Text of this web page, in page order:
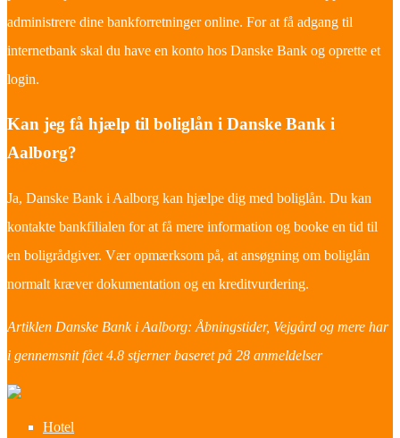
administrere dine bankforretninger online. For at få adgang til
internetbank skal du have en konto hos Danske Bank og oprette et
login.
Kan jeg få hjælp til boliglån i Danske Bank i
Aalborg?
Ja, Danske Bank i Aalborg kan hjælpe dig med boliglån. Du kan
kontakte bankfilialen for at få mere information og booke en tid til
en boligrådgiver. Vær opmærksom på, at ansøgning om boliglån
normalt kræver dokumentation og en kreditvurdering.
Artiklen Danske Bank i Aalborg: Åbningstider, Vejgård og mere har
i gennemsnit fået4.8 stjerner baseret på 28 anmeldelser
Hotel